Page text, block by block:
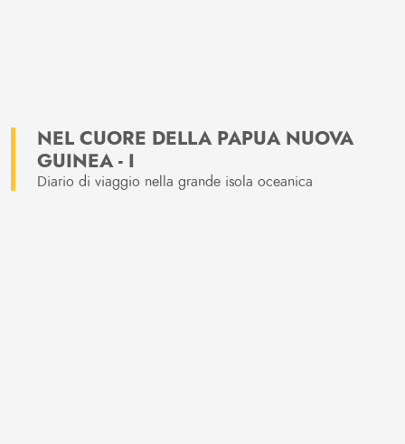
NEL CUORE DELLA PAPUA NUOVA
GUINEA - I
Diario di viaggio nella grande isola oceanica